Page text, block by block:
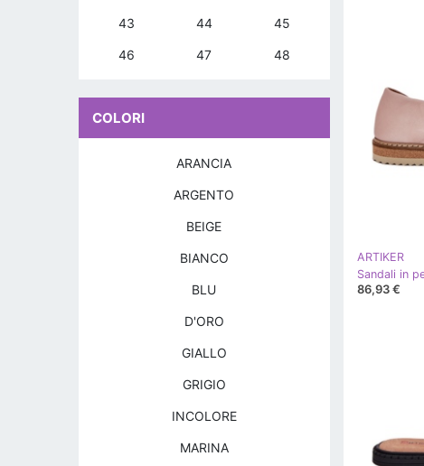
ARTIKER
86,93 €
43 44 45
46 47 48
COLORI
ARANCIA
ARGENTO
BEIGE
BIANCO
BLU
D'ORO
GIALLO
GRIGIO
INCOLORE
MARINA